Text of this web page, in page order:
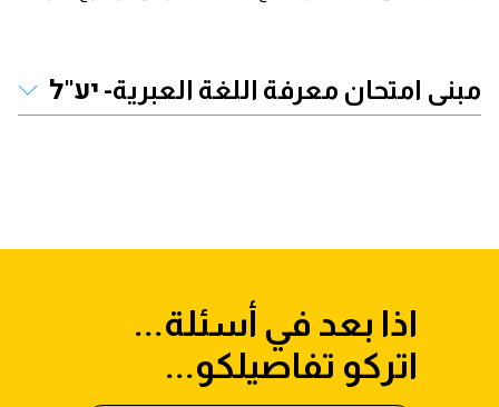
مبنى امتحان معرفة اللغة العبرية- יע"ל
اذا بعد في أسئلة...
اتركو تفاصيلكو...